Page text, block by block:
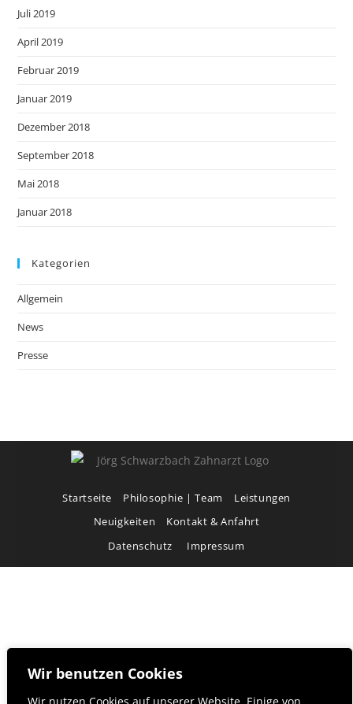
Wir benutzen Cookies
Juli 2019
April 2019
Februar 2019
Januar 2019
Dezember 2018
September 2018
Mai 2018
Januar 2018
Kategorien
Allgemein
News
Presse
Startseite Philosophie | Team
Leistungen
Neuigkeiten
Kontakt & Anfahrt
Datenschutz
Impressum